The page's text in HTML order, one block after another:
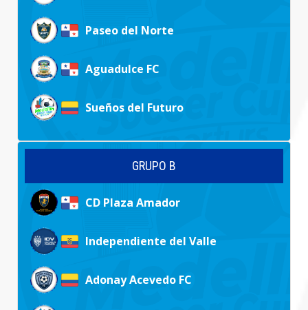
Paseo del Norte
Aguadulce FC
Sueños del Futuro
GRUPO B
CD Plaza Amador
Independiente del Valle
Adonay Acevedo FC